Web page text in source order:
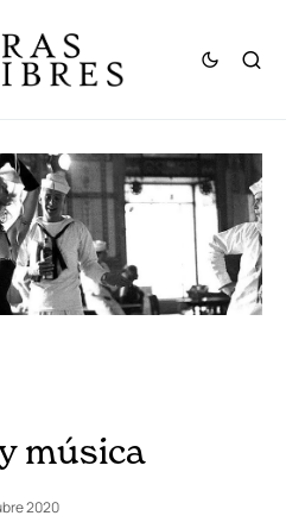
música
2020